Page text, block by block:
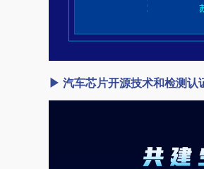
▶ 汽车芯片开源技术和检测认